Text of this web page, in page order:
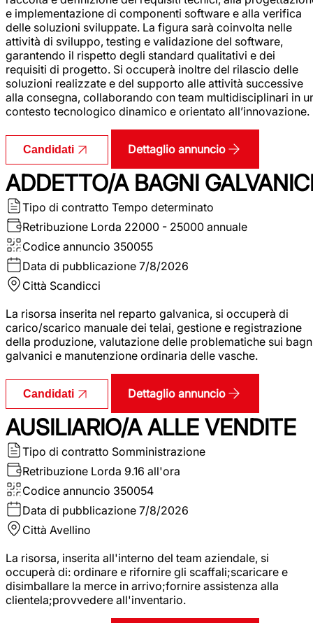
e implementazione di componenti software e alla verifica
delle soluzioni sviluppate. La figura sarà coinvolta nelle
attività di sviluppo, testing e validazione del software,
garantendo il rispetto degli standard qualitativi e dei
requisiti di progetto. Si occuperà inoltre del rilascio delle
soluzioni realizzate e del supporto alle attività successive
alla consegna, collaborando con team multidisciplinari in
contesto tecnologico dinamico e orientato all’innovazione.
Candidati Dettaglio annuncio
ADDETTO/A BAGNI
Tipo di contratto Tempo determinato
Retribuzione Lorda 22000 - 25000 annuale
Codice annuncio 350055
Data di pubblicazione 7/8/2026
Città Scandicci
La risorsa inserita nel reparto galvanica, si occuperà di
carico/scarico manuale dei telai, gestione e registrazione
della produzione, valutazione delle problematiche sui
galvanici e manutenzione ordinaria delle vasche.
Candidati Dettaglio annuncio
AUSILIARIO/A ALLE VENDITE
Tipo di contratto Somministrazione
Retribuzione Lorda 9.16 all'ora
Codice annuncio 350054
Data di pubblicazione 7/8/2026
Città Avellino
La risorsa, inserita all'interno del team aziendale, si
occuperà di: ordinare e rifornire gli scaffali;scaricare e
disimballare la merce in arrivo;fornire assistenza alla
clientela;provvedere all'inventario.